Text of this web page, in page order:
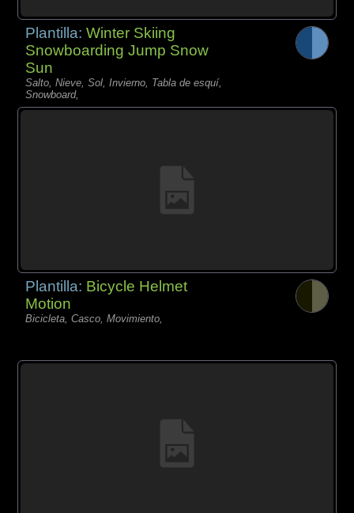
Plantilla:Winter Skiing
Snowboarding Jump Snow
Sun
Salto, Nieve, Sol, Invierno, Tabla de esquí,
Snowboard,
Plantilla: Bicycle Helmet
Motion
Bicicleta, Casco, Movimiento,